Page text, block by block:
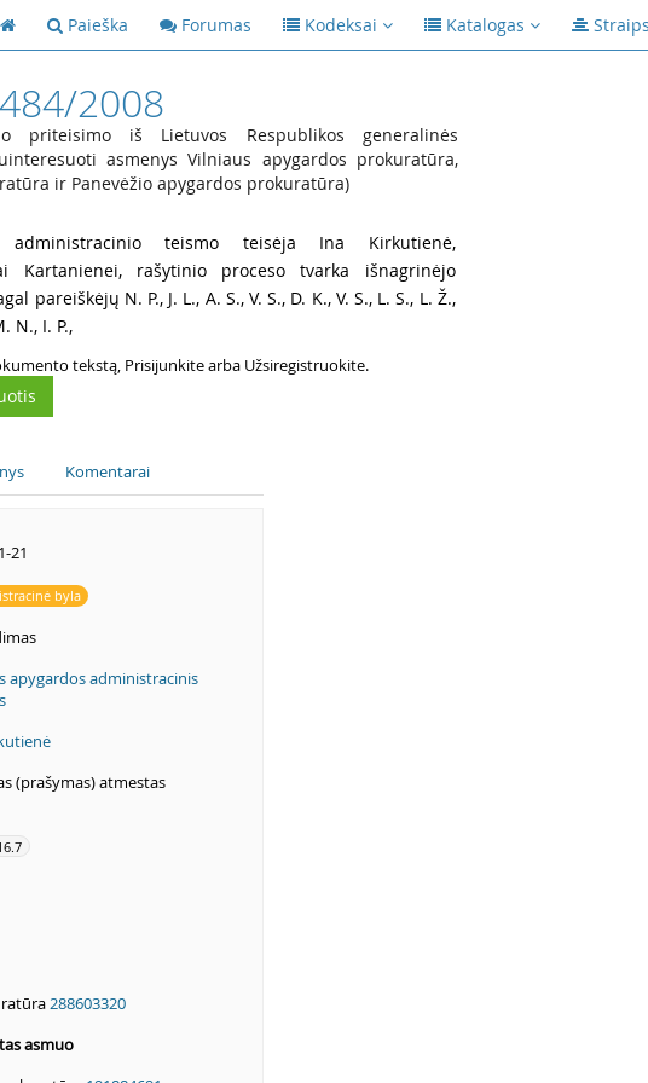
Paieška Forumas Kodeksai Katalogas
2008
priteisimo iš Lietuvos Respublikos generalinės
asmenys Vilniaus apygardos prokuratūra,
ir Panevėžio apygardos prokuratūra)
administracinio teismo teisėja Ina Kirkutienė,
Kartanienei, rašytinio proceso tvarka išnagrinėjo
pareiškėjų N. P., J. L., A. S., V. S., D. K., V. S., L. S., L. Ž.,
N., I. P.,
tekstą, Prisijunkite arba Užsiregistruokite.
Komentarai
21
byla
apygardos administracinis
(prašymas) atmestas
288603320
asmuo